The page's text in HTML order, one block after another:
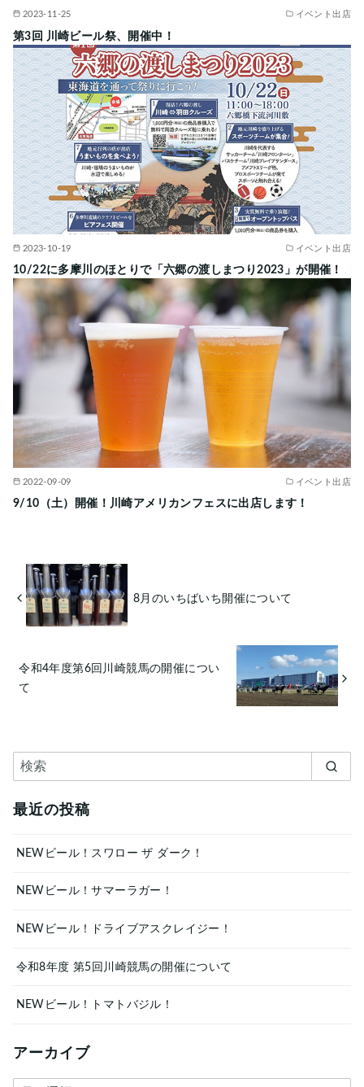
2023-11-25 イベント出店
第3回 川崎ビール祭、開催中！
2023-10-19 イベント出店
10/22に多摩川のほとりで「六郷の渡しまつり2023」が開催！
2022-09-09 イベント出店
9/10（土）開催！川崎アメリカンフェスに出店します！
8月のいちばいち開催について
令和4年度第6回川崎競馬の開催につい
て
最近の投稿
NEWビール！スワロー ザ ダーク！
NEWビール！サマーラガー！
NEWビール！ドライブアスクレイジー！
令和8年度 第5回川崎競馬の開催について
NEWビール！トマトバジル！
アーカイブ